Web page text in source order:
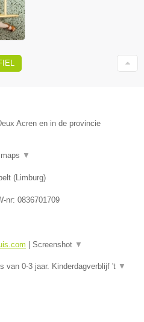
Acren en in de provincie
▼
(Limburg)
nr: 0836701709
Screenshot ▼
van 0-3 jaar. Kinderdagverblijf 't ▼